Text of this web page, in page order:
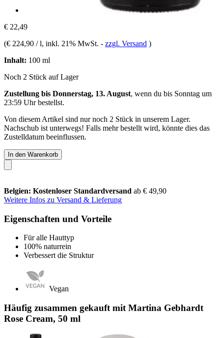
€ 22,49
(€ 224,90 / l, inkl. 21% MwSt. - zzgl. Versand )
Inhalt: 100 ml
Noch 2 Stück auf Lager
Zustellung bis Donnerstag, 13. August, wenn du bis Sonntag um
23:59 Uhrbestellst.
Von diesem Artikel sind nur noch 2 Stück in unserem Lager.
Nachschub ist unterwegs! Falls mehr bestellt wird, könnte dies das
Zustelldatum beeinflussen.
In den Warenkorb
Belgien: Kostenloser Standardversand ab € 49,90
Weitere Infos zu Versand & Lieferung
Eigenschaften und Vorteile
Für alle Hauttyp
100% naturrein
Verbessert die Struktur
Vegan
Häufig zusammen gekauft mit Martina Gebhardt
Rose Cream, 50 ml